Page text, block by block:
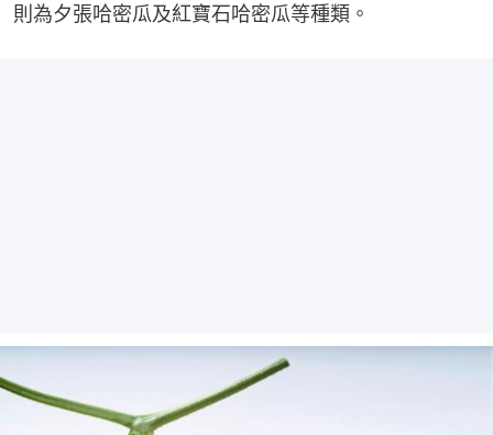
則為夕張哈密瓜及紅寶石哈密瓜等種類。